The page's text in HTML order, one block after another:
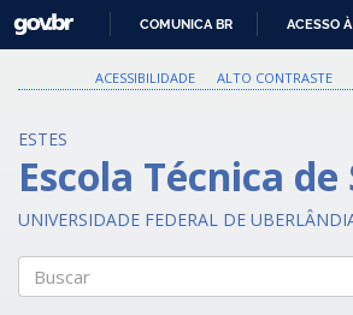
PARA
O
GOVBR
COMUNICA BR ACESSO
ACESSIBILIDADE ALTO CONTRASTE
ESTES
Escola Técnica de
UNIVERSIDADE FEDERAL DE